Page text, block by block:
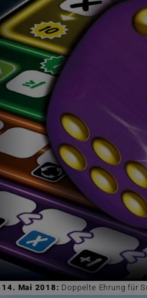
14. Mai 2018: Doppelte Ehrung für